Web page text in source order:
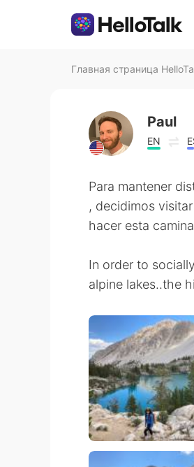
Главная страница
Paul
EN
Para mantener
, decidimos
hacer esta
In order to
alpine lakes..the